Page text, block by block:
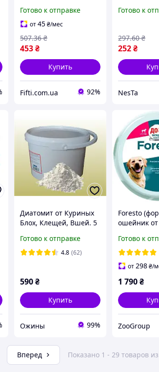
30 кг защита от 29
видов паразитов 30
суток(1250041685)
Готово к отправке
от45₴/мес
453₴
507.36 ₴
Купить
Fifti.com.ua 92%
Mega Fit
Готово к
252₴
297.60 ₴
NesTa
Диатомит от Куриных
Блох, Клещей, Вшей. 5
Готово к отправке
4.8 (62)
590₴
Купить
Ожины 99%
Foresto
ошейник от
Готово к
от298₴/
1 790₴
ZooGroup
Вперед Показано 1 - 29 товаров